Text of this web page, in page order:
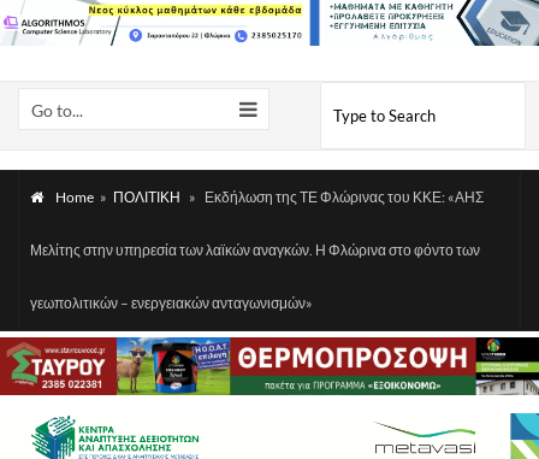
Go to...
Home » ΠΟΛΙΤΙΚΗ » Εκδήλωση της ΤΕ Φλώρινας του ΚΚΕ: «ΑΗΣ
Μελίτης στην υπηρεσία των λαϊκών αναγκών. Η Φλώρινα στο φόντο των
γεωπολιτικών – ενεργειακών ανταγωνισμών»